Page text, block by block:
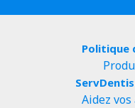
Politique
Aidez